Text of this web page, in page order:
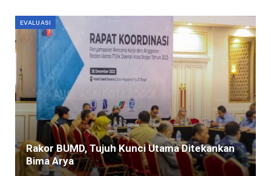
EVALUASI
Rakor BUMD, Tujuh Kunci Utama Ditekankan
Bima Arya